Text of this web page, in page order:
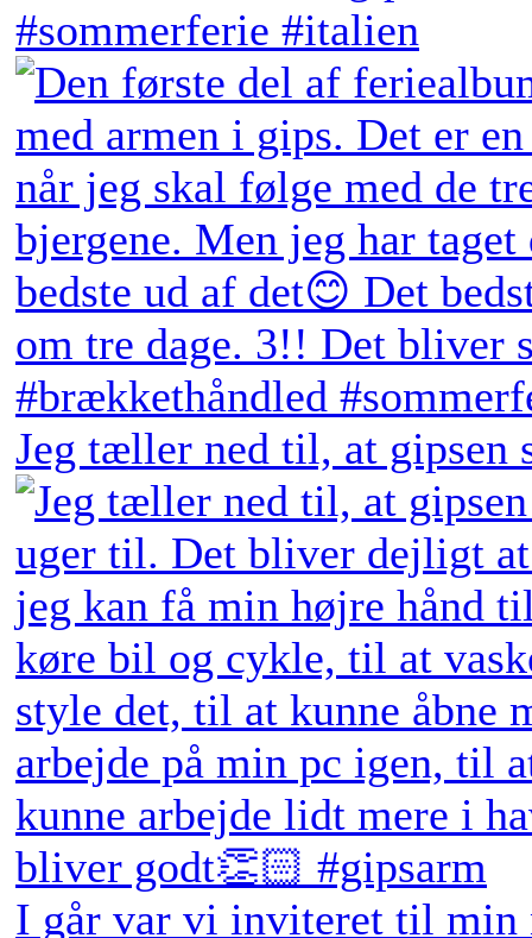
Jeg tæller ned til, at gipsen
I går var vi inviteret til min